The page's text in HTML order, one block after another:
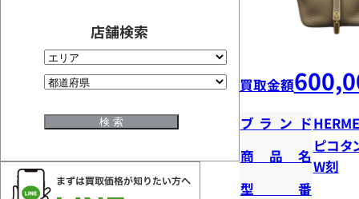
店舗検索
買取金額
ブランド
商品名
ピコタ
W刻
型番